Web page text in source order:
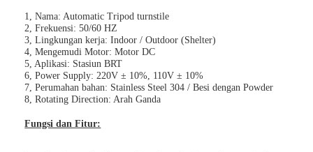
1, Nama: Automatic Tripod turnstile
2, Frekuensi: 50/60 HZ
3, Lingkungan kerja: Indoor / Outdoor (Shelter)
4, Mengemudi Motor: Motor DC
5, Aplikasi: Stasiun BRT
6, Power Supply: 220V ± 10%, 110V ± 10%
7, Perumahan bahan: Stainless Steel 304 / Besi dengan Powder
8, Rotating Direction: Arah Ganda
Fungsi dan Fitur: